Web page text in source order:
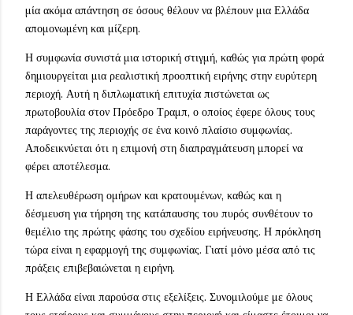
μία ακόμα απάντηση σε όσους θέλουν να βλέπουν μια Ελλάδα
απομονωμένη και μίζερη.
Η συμφωνία συνιστά μια ιστορική στιγμή, καθώς για πρώτη φορά
δημιουργείται μια ρεαλιστική προοπτική ειρήνης στην ευρύτερη
περιοχή. Αυτή η διπλωματική επιτυχία πιστώνεται ως
πρωτοβουλία στον Πρόεδρο Τραμπ, ο οποίος έφερε όλους τους
παράγοντες της περιοχής σε ένα κοινό πλαίσιο συμφωνίας.
Αποδεικνύεται ότι η επιμονή στη διαπραγμάτευση μπορεί να
φέρει αποτέλεσμα.
Η απελευθέρωση ομήρων και κρατουμένων, καθώς και η
δέσμευση για τήρηση της κατάπαυσης του πυρός συνθέτουν το
θεμέλιο της πρώτης φάσης του σχεδίου ειρήνευσης. Η πρόκληση
τώρα είναι η εφαρμογή της συμφωνίας. Γιατί μόνο μέσα από τις
πράξεις επιβεβαιώνεται η ειρήνη.
Η Ελλάδα είναι παρούσα στις εξελίξεις. Συνομιλούμε με όλους